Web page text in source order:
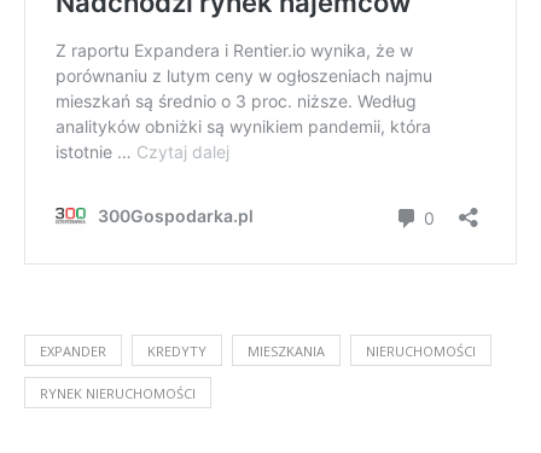
EXPANDER KREDYTY MIESZKANIA NIERUCHOMOŚCI
RYNEK NIERUCHOMOŚCI